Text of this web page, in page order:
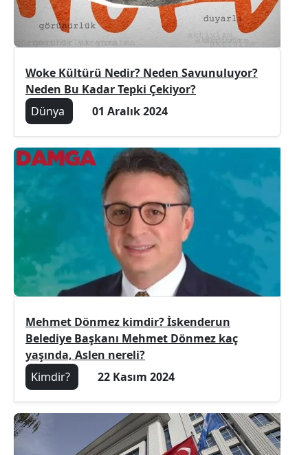
Woke Kültürü Nedir? Neden Savunuluyor?
Neden Bu Kadar Tepki Çekiyor?
Dünya
01 Aralık 2024
Mehmet Dönmez kimdir? İskenderun
Belediye Başkanı Mehmet Dönmez kaç
yaşında, Aslen nereli?
Kimdir?
22 Kasım 2024